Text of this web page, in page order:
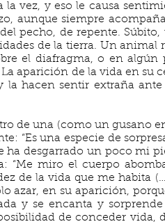
vez, y eso le causa
aunque siempre
pecho, de repente.
de la tierra. Un animal
el diafragma, o en algún
aparición de la vida en su
hacen sentir extraña ante
de una (como un gusano
“Es una especie de
desgarrado un poco mi
“Me miro el cuerpo
de la vida que me habita
azar, en su aparición,
y se encanta y
de conceder vida,